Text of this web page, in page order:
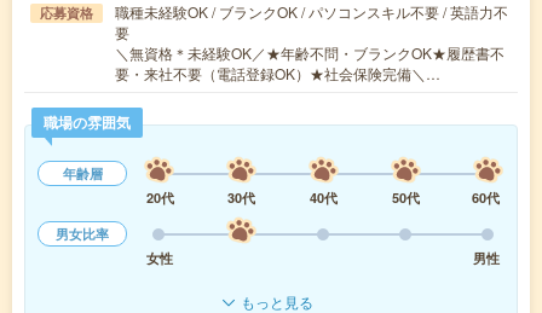
応募資格
職種未経験OK / ブランクOK / パソコンスキル不要 / 英語力不
要
＼無資格＊未経験OK／★年齢不問・ブランクOK★履歴書不
要・来社不要（電話登録OK）★社会保険完備＼…
職場の雰囲気
年齢層
20代
30代 40代 50代
60代
男女比率
女性
男性
もっと見る